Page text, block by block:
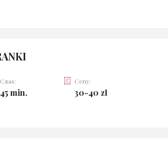
Czas:
45 min.
Ceny:
30-40 zł